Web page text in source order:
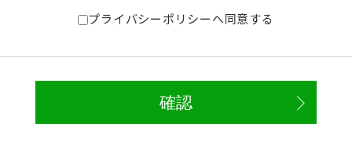
プライバシーポリシーへ同意する